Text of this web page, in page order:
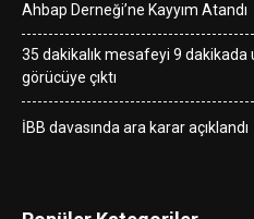
Ahbap Derneği’ne Kayyım Atandı
35 dakikalık mesafeyi 9
görücüye çıktı
İBB davasında ara karar açıklandı